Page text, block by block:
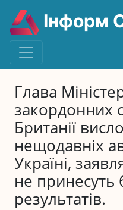
Інформ
Глава
закордонних
Британії
нещодавніх
Україні,
не принесуть
результатів.